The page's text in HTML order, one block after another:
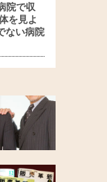
院で収
を見よ
ない病院